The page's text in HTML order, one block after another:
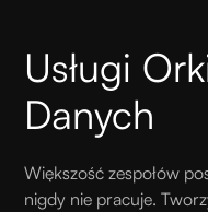
Usługi
Danych
Większość zespołów
nigdy nie pracuje.